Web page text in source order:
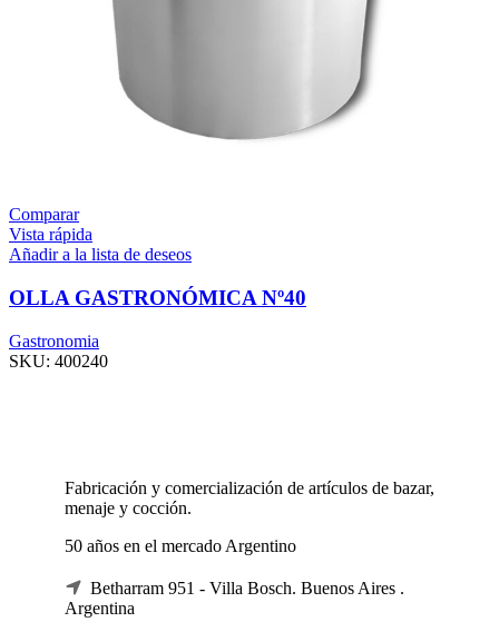
Comparar
Vista rápida
Añadir a la lista de deseos
OLLA GASTRONÓMICA Nº40
Gastronomia
SKU: 400240
Fabricación y comercialización de artículos de bazar,
menaje y cocción.
50 años en el mercado Argentino
Betharram 951 - Villa Bosch. Buenos Aires .
Argentina